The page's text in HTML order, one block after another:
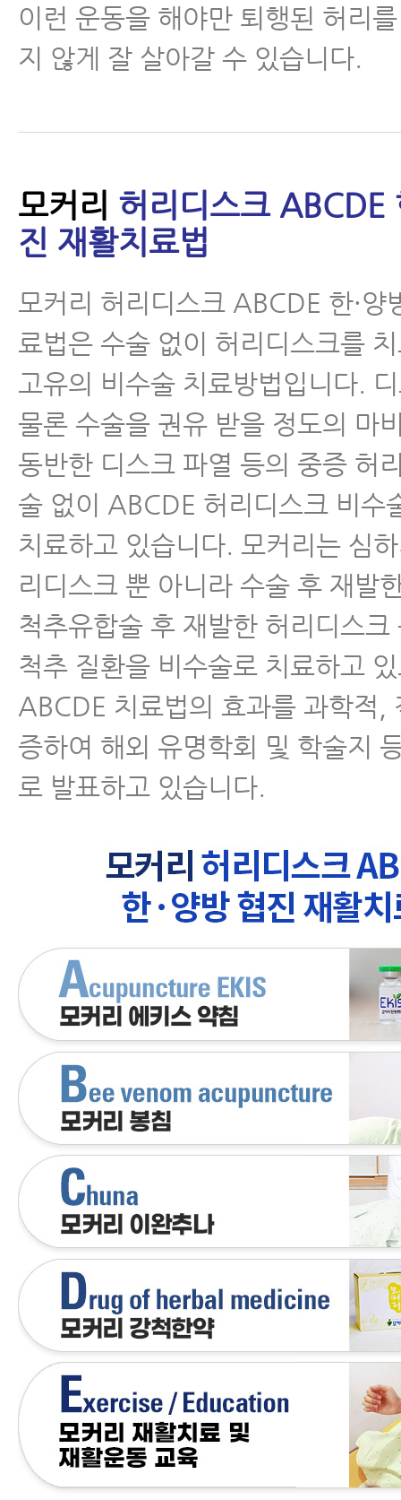
이런 운동을 해야만 퇴행된 허리
지 않게 잘 살아갈 수 있습니다.
모커리 허리디스크 ABCDE
진 재활치료법
모커리 허리디스크 ABCDE 한·양
료법은 수술 없이 허리디스크를
고유의 비수술 치료방법입니다.
물론 수술을 권유 받을 정도의 마
동반한 디스크 파열 등의 중증 허
술 없이 ABCDE 허리디스크 비수
치료하고 있습니다. 모커리는 심
리디스크 뿐 아니라 수술 후 재발
척추유합술 후 재발한 허리디스크
척추 질환을 비수술로 치료하고
ABCDE 치료법의 효과를 과학적,
증하여 해외 유명학회 및 학술지
로 발표하고 있습니다.